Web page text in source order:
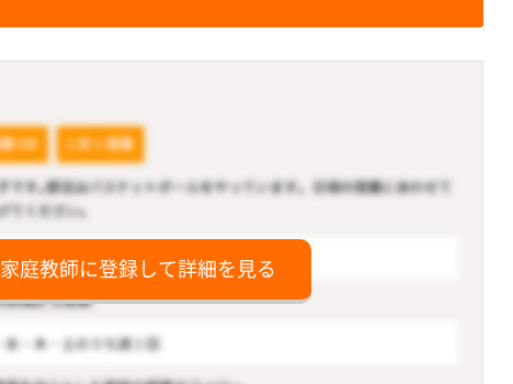
家庭教師に登録して詳細を見る